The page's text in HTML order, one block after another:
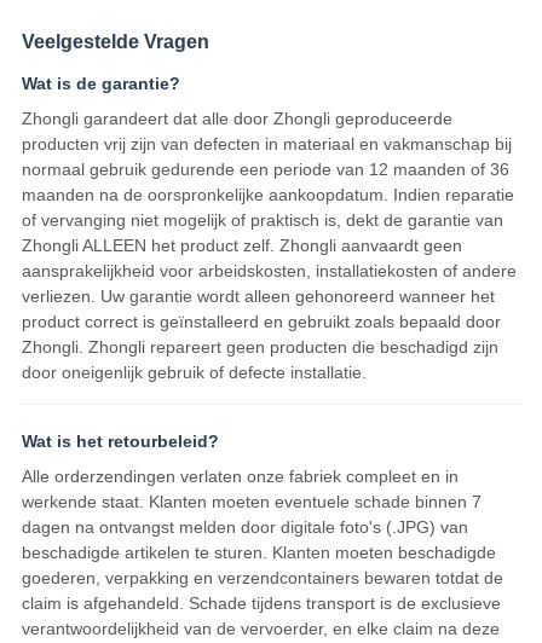
Veelgestelde Vragen
Wat is de garantie?
Zhongli garandeert dat alle door Zhongli geproduceerde
producten vrij zijn van defecten in materiaal en vakmanschap bij
normaal gebruik gedurende een periode van 12 maanden of 36
maanden na de oorspronkelijke aankoopdatum. Indien reparatie
of vervanging niet mogelijk of praktisch is, dekt de garantie van
Zhongli ALLEEN het product zelf. Zhongli aanvaardt geen
aansprakelijkheid voor arbeidskosten, installatiekosten of andere
verliezen. Uw garantie wordt alleen gehonoreerd wanneer het
product correct is geïnstalleerd en gebruikt zoals bepaald door
Zhongli. Zhongli repareert geen producten die beschadigd zijn
door oneigenlijk gebruik of defecte installatie.
Wat is het retourbeleid?
Alle orderzendingen verlaten onze fabriek compleet en in
werkende staat. Klanten moeten eventuele schade binnen 7
dagen na ontvangst melden door digitale foto's (.JPG) van
beschadigde artikelen te sturen. Klanten moeten beschadigde
goederen, verpakking en verzendcontainers bewaren totdat de
claim is afgehandeld. Schade tijdens transport is de exclusieve
verantwoordelijkheid van de vervoerder, en elke claim na deze